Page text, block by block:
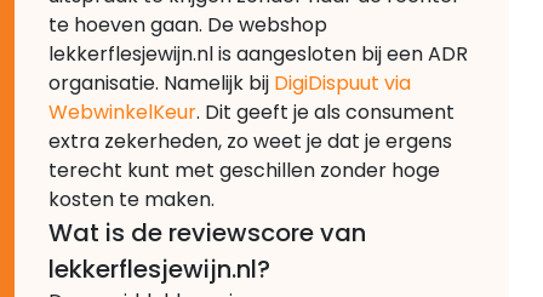
te hoeven gaan. De webshop
lekkerflesjewijn.nl is aangesloten bij een ADR
organisatie. Namelijk bij DigiDispuut via
WebwinkelKeur. Dit geeft je als consument
extra zekerheden, zo weet je dat je ergens
terecht kunt met geschillen zonder hoge
kosten te maken.
Wat is de reviewscore van
lekkerflesjewijn.nl?